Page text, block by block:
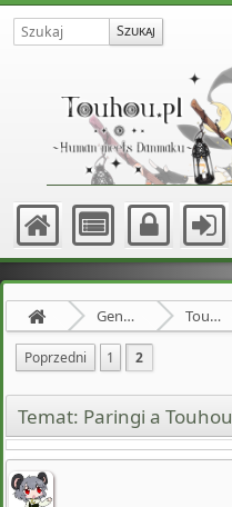
Gensokyo Touhou
Poprzedni 1 2
Temat: Paringi a Touhou